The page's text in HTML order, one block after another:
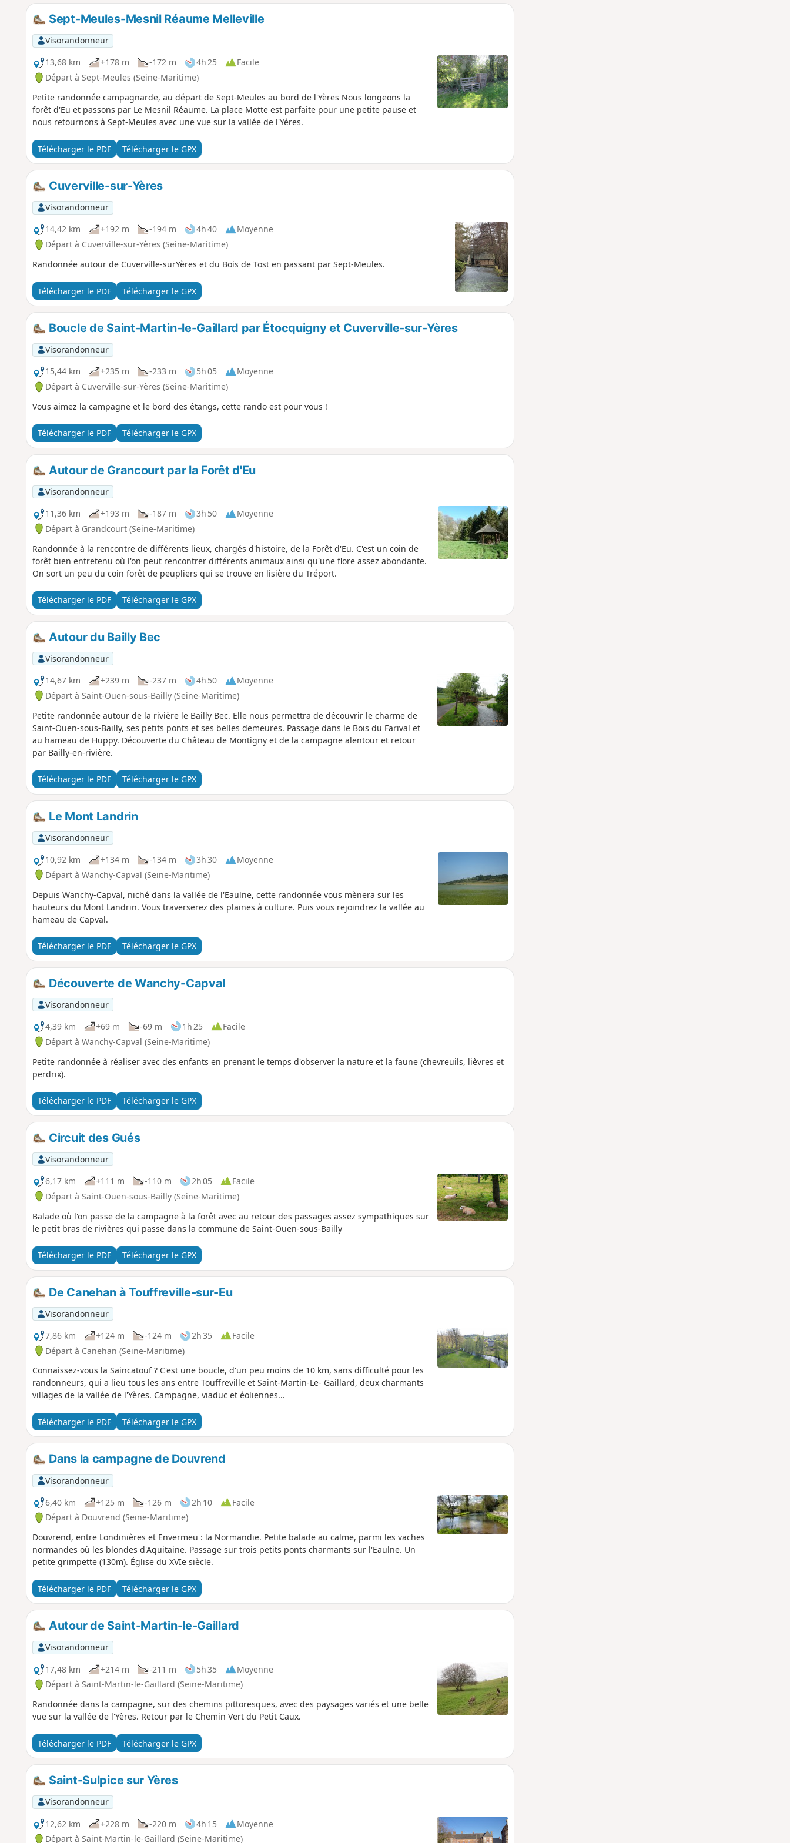
Sept-Meules-Mesnil Réaume Melleville
Visorandonneur
13,68 km
+178 m -172 m 4h 25
Facile
Départ à Sept-Meules (Seine-Maritime)
Petite randonnée campagnarde, au départ de Sept-Meules au bord de l'Yères Nous longeons la
forêt d'Eu et passons par Le Mesnil Réaume. La place Motte est parfaite pour une petite pause et
nous retournons à Sept-Meules avec une vue sur la vallée de l'Yéres.
Télécharger le PDF Télécharger le GPX
Cuverville-sur-Yères
Visorandonneur
14,42 km
+192 m -194 m 4h 40
Moyenne
Départ à Cuverville-sur-Yères (Seine-Maritime)
Randonnée autour de Cuverville-surYères et du Bois de Tost en passant par Sept-Meules.
Télécharger le PDF Télécharger le GPX
Boucle de Saint-Martin-le-Gaillard par Étocquigny et Cuverville-sur-Yères
Visorandonneur
15,44 km
+235 m -233 m 5h 05
Moyenne
Départ à Cuverville-sur-Yères (Seine-Maritime)
Vous aimez la campagne et le bord des étangs, cette rando est pour vous !
Télécharger le PDF Télécharger le GPX
Autour de Grancourt par la Forêt d'Eu
Visorandonneur
11,36 km
+193 m -187 m 3h 50
Moyenne
Départ à Grandcourt (Seine-Maritime)
Randonnée à la rencontre de différents lieux, chargés d'histoire, de la Forêt d'Eu. C'est un coin de
forêt bien entretenu où l'on peut rencontrer différents animaux ainsi qu'une flore assez abondante.
On sort un peu du coin forêt de peupliers qui se trouve en lisière du Tréport.
Télécharger le PDF Télécharger le GPX
Autour du Bailly Bec
Visorandonneur
14,67 km
+239 m -237 m 4h 50
Moyenne
Départ à Saint-Ouen-sous-Bailly (Seine-Maritime)
Petite randonnée autour de la rivière le Bailly Bec. Elle nous permettra de découvrir le charme de
Saint-Ouen-sous-Bailly, ses petits ponts et ses belles demeures. Passage dans le Bois du Farival et
au hameau de Huppy. Découverte du Château de Montigny et de la campagne alentour et retour
par Bailly-en-rivière.
Télécharger le PDF Télécharger le GPX
Le Mont Landrin
Visorandonneur
10,92 km
+134 m -134 m 3h 30
Moyenne
Départ à Wanchy-Capval (Seine-Maritime)
Depuis Wanchy-Capval, niché dans la vallée de l'Eaulne, cette randonnée vous mènera sur les
hauteurs du Mont Landrin. Vous traverserez des plaines à culture. Puis vous rejoindrez la vallée au
hameau de Capval.
Télécharger le PDF Télécharger le GPX
Découverte de Wanchy-Capval
Visorandonneur
4,39 km
+69 m -69 m 1h 25
Facile
Départ à Wanchy-Capval (Seine-Maritime)
Petite randonnée à réaliser avec des enfants en prenant le temps d'observer la nature et la faune (chevreuils, lièvres et
perdrix).
Télécharger le PDF Télécharger le GPX
Circuit des Gués
Visorandonneur
6,17 km
+111 m -110 m 2h 05
Facile
Départ à Saint-Ouen-sous-Bailly (Seine-Maritime)
Balade où l'on passe de la campagne à la forêt avec au retour des passages assez sympathiques sur
le petit bras de rivières qui passe dans la commune de Saint-Ouen-sous-Bailly
Télécharger le PDF Télécharger le GPX
De Canehan à Touffreville-sur-Eu
Visorandonneur
7,86 km
+124 m -124 m 2h 35
Facile
Départ à Canehan (Seine-Maritime)
Connaissez-vous la Saincatouf ? C'est une boucle, d'un peu moins de 10 km, sans difficulté pour les
randonneurs, qui a lieu tous les ans entre Touffreville et Saint-Martin-Le- Gaillard, deux charmants
villages de la vallée de l'Yères. Campagne, viaduc et éoliennes...
Télécharger le PDF Télécharger le GPX
Dans la campagne de Douvrend
Visorandonneur
6,40 km
+125 m -126 m 2h 10
Facile
Départ à Douvrend (Seine-Maritime)
Douvrend, entre Londinières et Envermeu : la Normandie. Petite balade au calme, parmi les vaches
normandes où les blondes d'Aquitaine. Passage sur trois petits ponts charmants sur l'Eaulne. Un
petite grimpette (130m). Église du XVIe siècle.
Télécharger le PDF Télécharger le GPX
Autour de Saint-Martin-le-Gaillard
Visorandonneur
17,48 km
+214 m -211 m 5h 35
Moyenne
Départ à Saint-Martin-le-Gaillard (Seine-Maritime)
Randonnée dans la campagne, sur des chemins pittoresques, avec des paysages variés et une belle
vue sur la vallée de l'Yères. Retour par le Chemin Vert du Petit Caux.
Télécharger le PDF Télécharger le GPX
Saint-Sulpice sur Yères
Visorandonneur
12,62 km
+228 m -220 m 4h 15
Moyenne
Départ à Saint-Martin-le-Gaillard (Seine-Maritime)